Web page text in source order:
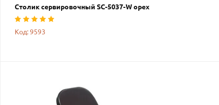
Столик сервировочный SC-5037-W орех
Код: 9593